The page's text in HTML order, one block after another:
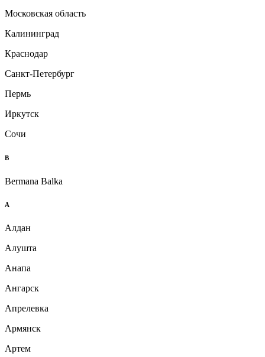
Московская область
Калининград
Краснодар
Санкт-Петербург
Пермь
Иркутск
Сочи
B
Bermana Balka
А
Алдан
Алушта
Анапа
Ангарск
Апрелевка
Армянск
Артем